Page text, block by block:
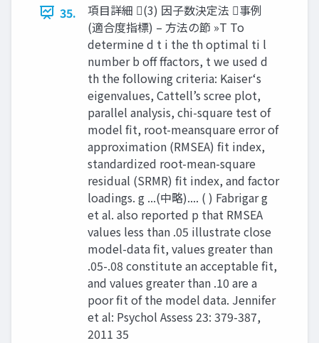
35.
項目詳細 (3) 因子数決定法 事例
(適合度指標) – 方法の節 »T To
determine d t i the th optimal ti l
number b off ffactors, t we used d
th the following criteria: Kaiser‘s
eigenvalues, Cattell’s scree plot,
parallel analysis, chi-square test of
model fit, root-meansquare error of
approximation (RMSEA) fit index,
standardized root-mean-square
residual (SRMR) fit index, and factor
loadings. g ...(中略).... ( ) Fabrigar g
et al. also reported p that RMSEA
values less than .05 illustrate close
model-data fit, values greater than
.05-.08 constitute an acceptable fit,
and values greater than .10 are a
poor fit of the model data. Jennifer
et al: Psychol Assess 23: 379-387,
2011 35